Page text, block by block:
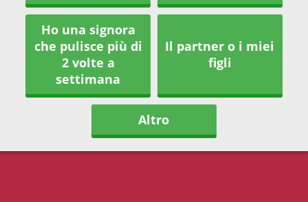
Ho una signora
che pulisce più di
2 volte a
settimana
Il partner o i miei
figli
Altro